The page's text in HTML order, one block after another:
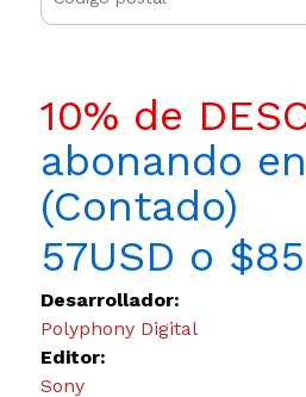
10% de
abonando
(Contado)
57USD o
Desarrollador:
Polyphony Digital
Editor:
Sony